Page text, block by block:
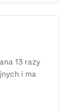
13 razy
i ma